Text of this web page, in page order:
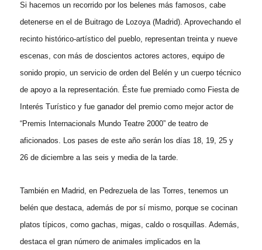
Si hacemos un recorrido por los belenes más famosos, cabe
detenerse en el de Buitrago de Lozoya (Madrid). Aprovechando el
recinto histórico-artístico del pueblo, representan treinta y nueve
escenas, con más de doscientos actores actores, equipo de
sonido propio, un servicio de orden del Belén y un cuerpo técnico
de apoyo a la representación. Éste fue premiado como Fiesta de
Interés Turístico y fue ganador del premio como mejor actor de
“Premis Internacionals Mundo Teatre 2000” de teatro de
aficionados. Los pases de este año serán los días 18, 19, 25 y
26 de diciembre a las seis y media de la tarde.
También en Madrid, en Pedrezuela de las Torres, tenemos un
belén que destaca, además de por sí mismo, porque se cocinan
platos típicos, como gachas, migas, caldo o rosquillas. Además,
destaca el gran número de animales implicados en la